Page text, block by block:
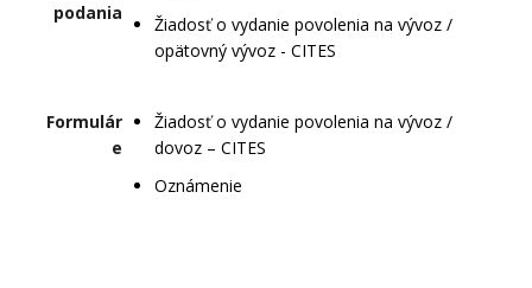
podania
Žiadosť o vydanie povolenia na vývoz /
opätovný vývoz - CITES
Formulár
e
Žiadosť o vydanie povolenia na vývoz /
dovoz – CITES
Oznámenie